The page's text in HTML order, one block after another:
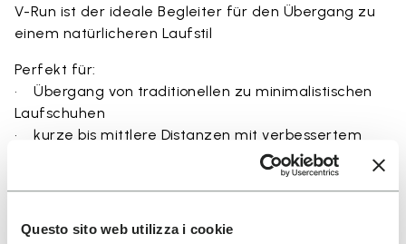
Questo sito web utilizza i cookie
V-Run ist der ideale Begleiter für den Übergang zu
einem natürlicheren Laufstil
Perfekt für:
• Übergang von traditionellen zu minimalistischen
Laufschuhen
• kurze bis mittlere Distanzen mit verbessertem
• Erkundung des natürlichen Laufens durch Ground
• natürliche Bewegung und Barfußtraining